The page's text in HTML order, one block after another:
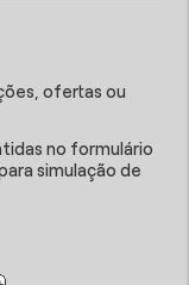
ofertas ou
no formulário
simulação de